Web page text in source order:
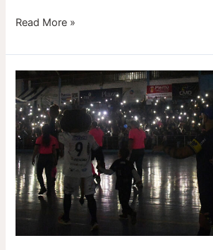
Read More »
Cerro
Largo
faz
o
jogo
da
volta
das